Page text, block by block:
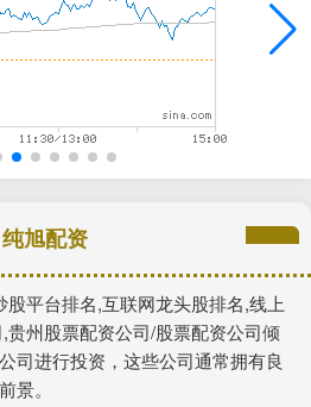
纯旭配资
平台排名,互联网龙头股排名,线上
州股票配资公司/股票配资公司倾
司进行投资，这些公司通常拥有良
景。